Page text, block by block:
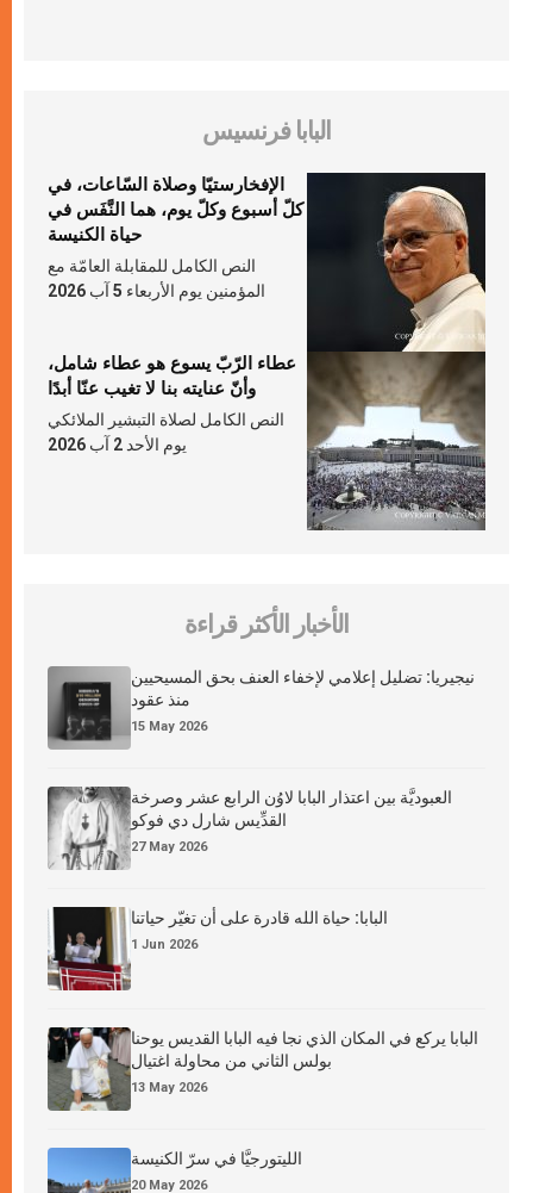
البابا فرنسيس
الإفخارستيّا وصلاة السّاعات، في
كلّ أسبوع وكلّ يوم، هما النَّفَس في
حياة الكنيسة
النص الكامل للمقابلة العامّة مع
المؤمنين يوم الأربعاء 5 آب 2026
عطاء الرّبّ يسوع هو عطاء شامل،
وأنّ عنايته بنا لا تغيب عنّا أبدًا
النص الكامل لصلاة التبشير الملائكي
يوم الأحد 2 آب 2026
الأخبار الأكثر قراءة
نيجيريا: تضليل إعلامي لإخفاء العنف بحق المسيحيين
منذ عقود
15 May 2026
العبوديَّة بين اعتذار البابا لاوُن الرابع عشر وصرخة
القدِّيس شارل دي فوكو
27 May 2026
البابا: حياة الله قادرة على أن تغيّر حياتنا
1 Jun 2026
البابا يركع في المكان الذي نجا فيه البابا القديس يوحنا
بولس الثاني من محاولة اغتيال
13 May 2026
الليتورجيَّا في سرّ الكنيسة
20 May 2026